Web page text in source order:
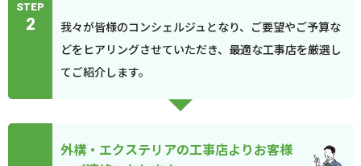
STEP
2
我々が皆様のコンシェルジュとなり、ご要望やご予算な
どをヒアリングさせていただき、最適な工事店を厳選し
てご紹介します。
外構・エクステリアの工事店よりお客様